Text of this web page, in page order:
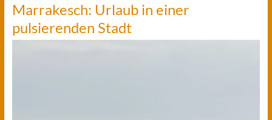
Marrakesch: Urlaub in einer
pulsierenden Stadt